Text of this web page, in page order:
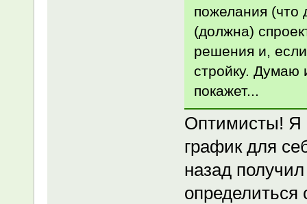
пожелания (что
(должна)
решения и,
стройку. Думаю
покажет...
Оптимисты! Я
график для
назад
определиться